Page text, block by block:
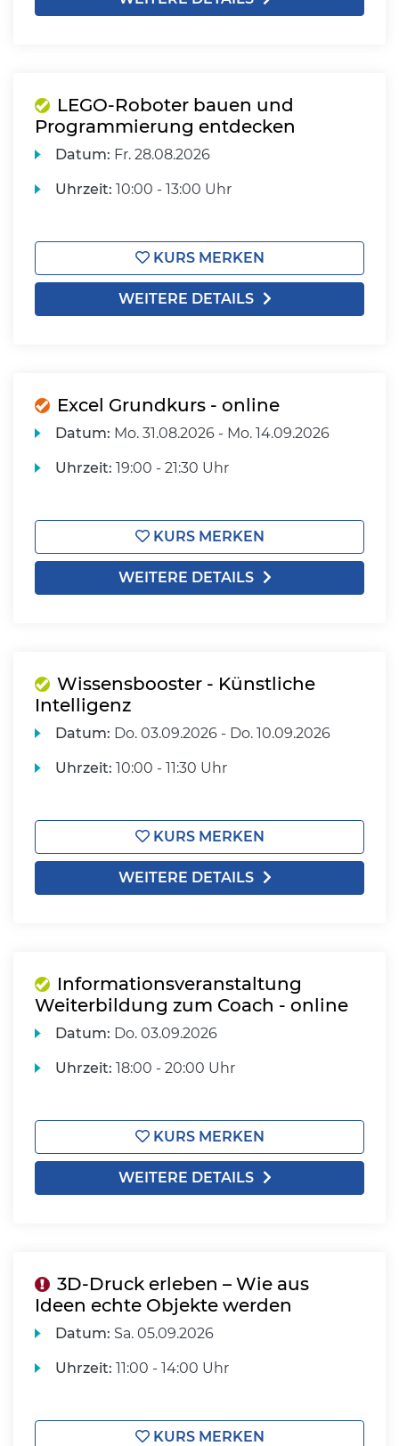
LEGO-Roboter bauen und
Programmierung entdecken
Datum: Fr. 28.08.2026
Uhrzeit: 10:00 - 13:00 Uhr
KURS MERKEN
WEITERE DETAILS
Excel Grundkurs - online
Datum: Mo. 31.08.2026 - Mo. 14.09.2026
Uhrzeit: 19:00 - 21:30 Uhr
KURS MERKEN
WEITERE DETAILS
Wissensbooster - Künstliche
Intelligenz
Datum: Do. 03.09.2026 - Do. 10.09.2026
Uhrzeit: 10:00 - 11:30 Uhr
KURS MERKEN
WEITERE DETAILS
Informationsveranstaltung
Weiterbildung zum Coach - online
Datum: Do. 03.09.2026
Uhrzeit: 18:00 - 20:00 Uhr
KURS MERKEN
WEITERE DETAILS
3D-Druck erleben – Wie aus
Ideen echte Objekte werden
Datum: Sa. 05.09.2026
Uhrzeit: 11:00 - 14:00 Uhr
KURS MERKEN